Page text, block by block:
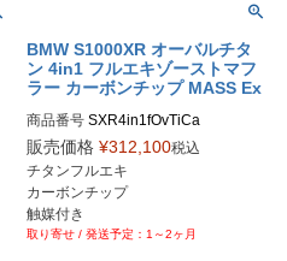
BMW S1000XR オーバルチタ
ン 4in1 フルエキゾーストマフ
ラー カーボンチップ MASS Ex
商品番号 SXR4in1fOvTiCa
※メーカーSKUなし
https://www.massmoto.it/prodotto/ova
l-titan-carbon-top-4in1-full-system-b
mw-s1000-xr/
販売価格 ¥312,100税込
チタンフルエキ
カーボンチップ
触媒付き
S1000XR
1～2ヶ月